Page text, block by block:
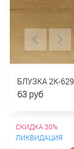
БЛУЗКА 2К-629
63 руб
СКИДКА 30%
ЛИКВИДАЦИЯ